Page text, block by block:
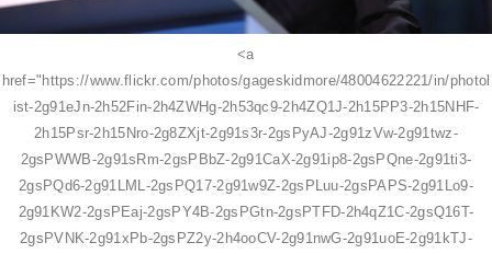
<a
href="https://www.flickr.com/photos/gageskidmore/48004622221/in/photol
ist-2g91eJn-2h52Fin-2h4ZWHg-2h53qc9-2h4ZQ1J-2h15PP3-2h15NHF-
2h15Psr-2h15Nro-2g8ZXjt-2g91s3r-2gsPyAJ-2g91zVw-2g91twz-
2gsPWWB-2g91sRm-2gsPBbZ-2g91CaX-2g91ip8-2gsPQne-2g91ti3-
2gsPQd6-2g91LML-2gsPQ17-2g91w9Z-2gsPLuu-2gsPAPS-2g91Lo9-
2g91KW2-2gsPEaj-2gsPY4B-2gsPGtn-2gsPTFD-2h4qZ1C-2gsQ16T-
2gsPVNK-2g91xPb-2gsPZ2y-2h4ooCV-2g91nwG-2g91uoE-2g91kTJ-